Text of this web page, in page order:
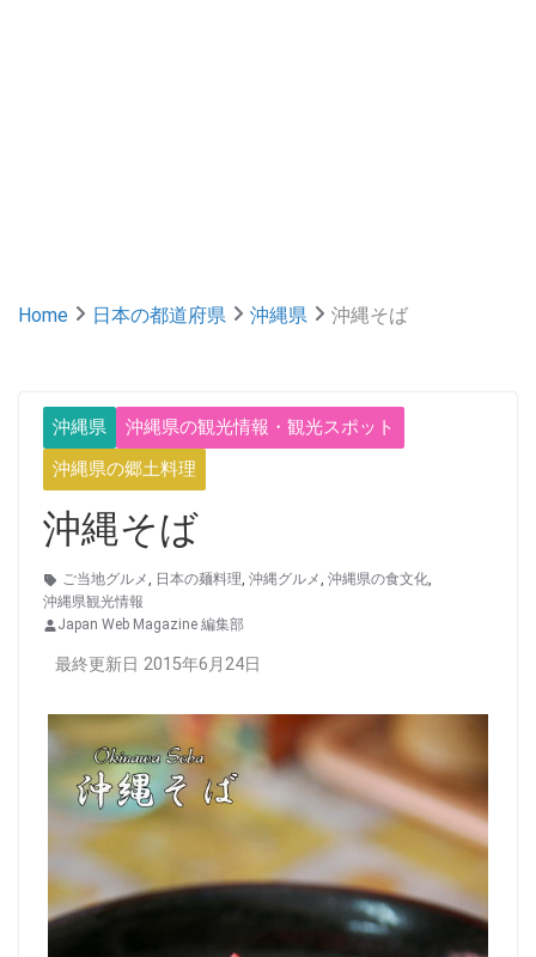
Home 日本の都道府県 沖縄県 沖縄そば
沖縄県
沖縄県の観光情報・観光スポット
沖縄県の郷土料理
沖縄そば
ご当地グルメ, 日本の麺料理, 沖縄グルメ, 沖縄県の食文化,
沖縄県観光情報
Japan Web Magazine 編集部
最終更新日 2015年6月24日